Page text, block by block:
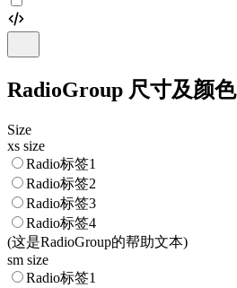
RadioGroup 尺寸及颜色
Size
xs size
Radio标签1
Radio标签2
Radio标签3
Radio标签4
(这是RadioGroup的帮助文本)
sm size
Radio标签1